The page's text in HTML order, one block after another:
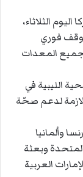
الثلاثاء،
وقف فوري
المعدات
الليبية في
لدعم صحّة
وألمانيا
وبعثة
العربية